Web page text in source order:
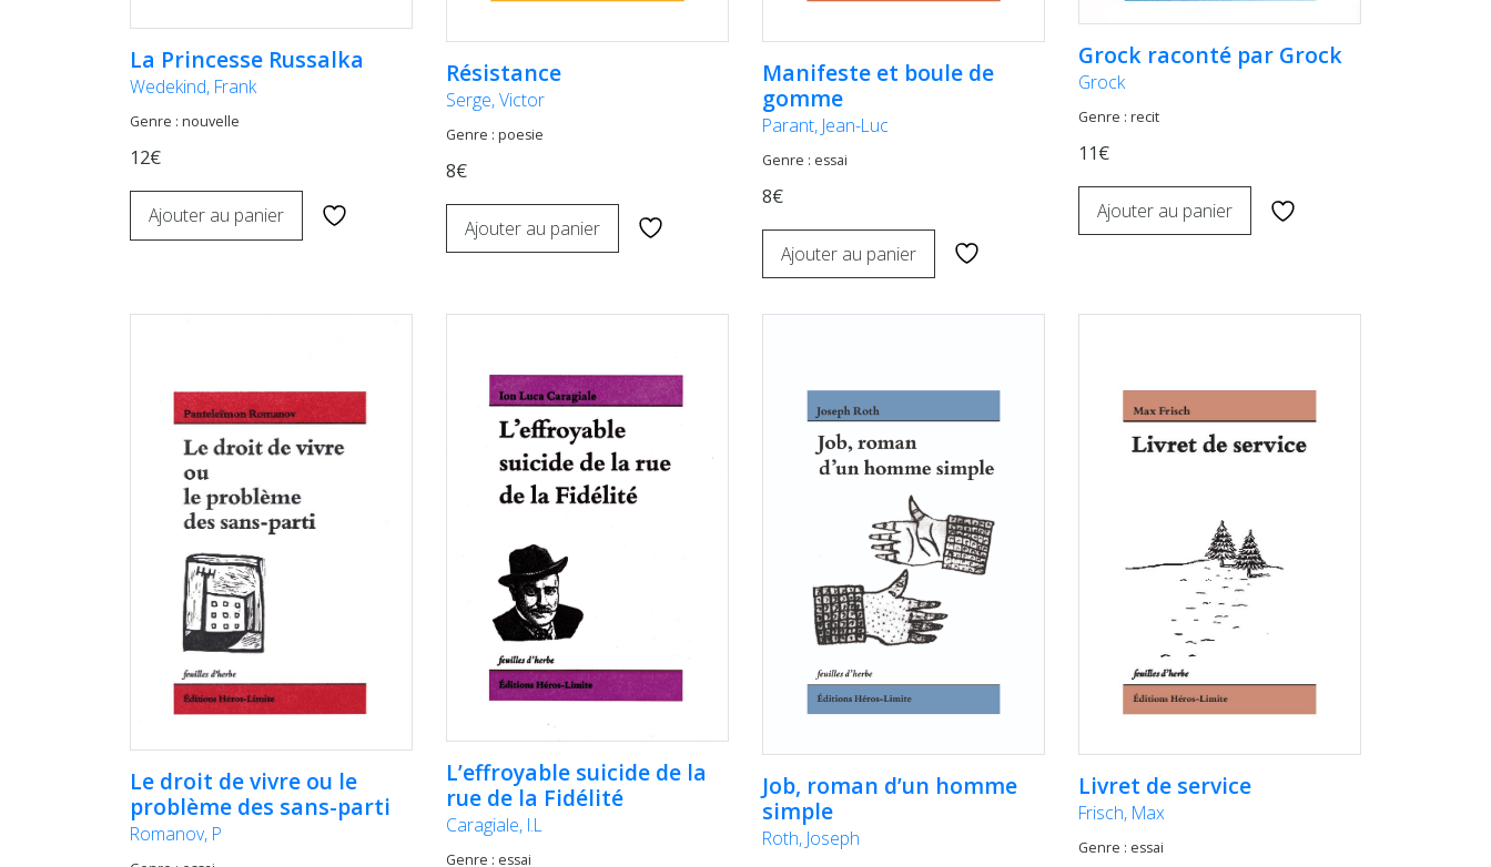
La Princesse Russalka
Wedekind, Frank
Genre : nouvelle
12€
Ajouter au panier
Résistance
Serge, Victor
Genre : poesie
8€
Ajouter au panier
Manifeste et boule de
gomme
Parant, Jean-Luc
Genre : essai
8€
Ajouter au panier
Grock raconté par Grock
Grock
Genre : recit
11€
Ajouter au panier
Le droit de vivre ou le
problème des sans-parti
Romanov, P
L’effroyable suicide de la
rue de la Fidélité
Caragiale, I.L
Genre : essai
Job, roman d’un homme
simple
Roth, Joseph
Livret de service
Frisch, Max
Genre : essai